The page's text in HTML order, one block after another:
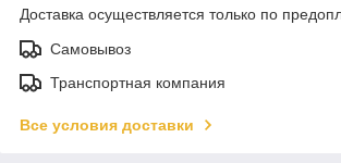
Доставка осуществляется только по
Самовывоз
Транспортная компания
Все условия доставки